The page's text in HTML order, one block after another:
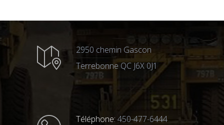
2950 chemin Gascon
Terrebonne QC J6X 0J1
Téléphone: 450-477-6444